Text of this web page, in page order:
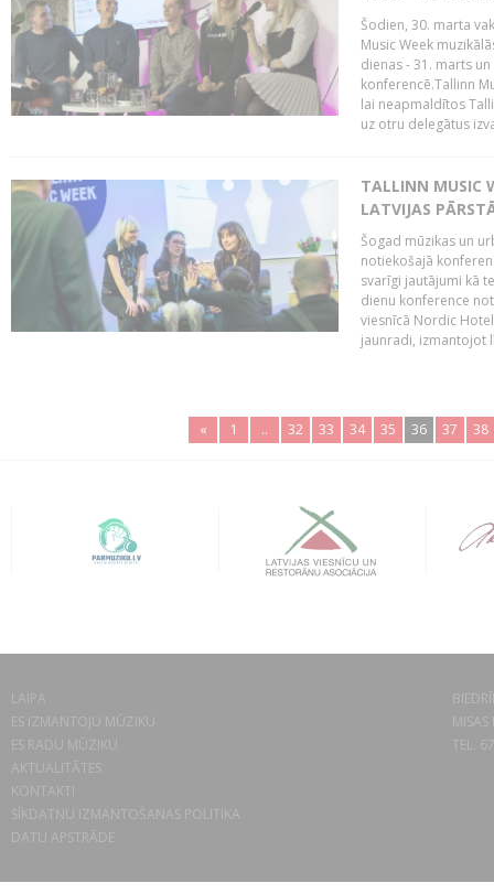
Šodien, 30. marta
Music Week
dienas - 31. marts
konferencē.Tallinn
lai neapmaldītos
uz otru delegātus
TALLINN MUSIC
LATVIJAS
Šogad mūzikas un
notiekošajā
svarīgi jautājumi kā
dienu konference
viesnīcā Nordic
jaunradi, izmantojot
« 1 .. 32 33 34 35 36 37 38
LAIPA
ES IZMANTOJU MŪZIKU
ES RADU MŪZIKU
AKTUALITĀTES
KONTAKTI
SĪKDATŅU IZMANTOŠANAS POLITIKA
DATU APSTRĀDE
TEL.